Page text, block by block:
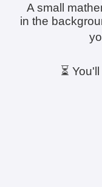
A small
in the
⏳